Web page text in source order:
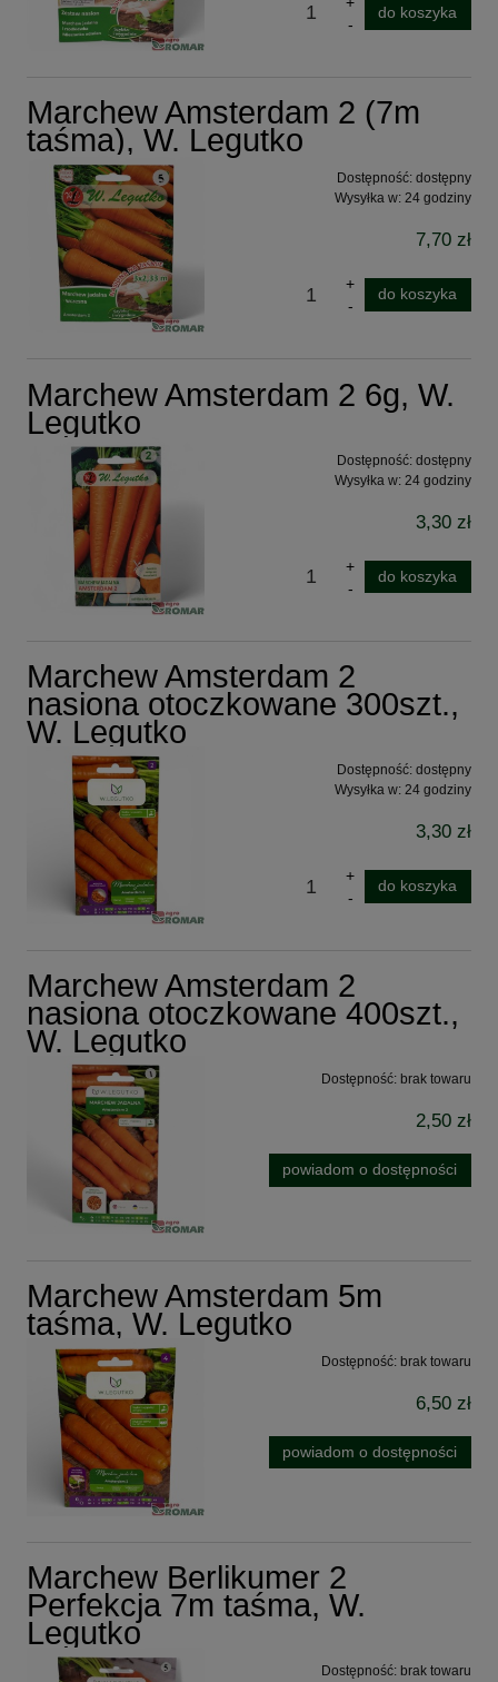
do koszyka
Marchew Amsterdam 2 (7m
taśma), W. Legutko
Dostępność: dostępny
Wysyłka w: 24 godziny
7,70 zł
do koszyka
Marchew Amsterdam 2 6g, W.
Legutko
Dostępność: dostępny
Wysyłka w: 24 godziny
3,30 zł
do koszyka
Marchew Amsterdam 2
nasiona otoczkowane 300szt.,
W. Legutko
Dostępność: dostępny
Wysyłka w: 24 godziny
3,30 zł
do koszyka
Marchew Amsterdam 2
nasiona otoczkowane 400szt.,
W. Legutko
Dostępność: brak towaru
2,50 zł
powiadom o dostępności
Marchew Amsterdam 5m
taśma, W. Legutko
Dostępność: brak towaru
6,50 zł
powiadom o dostępności
Marchew Berlikumer 2
Perfekcja 7m taśma, W.
Legutko
Dostępność: brak towaru